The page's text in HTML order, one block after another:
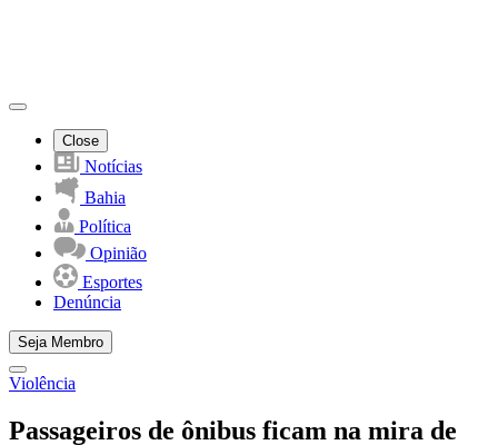
Close
Notícias
Bahia
Política
Opinião
Esportes
Denúncia
Seja Membro
Violência
Passageiros de ônibus ficam na mira de